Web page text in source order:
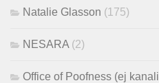
Natalie Glasson (175)
NESARA (2)
Office of Poofness (ej